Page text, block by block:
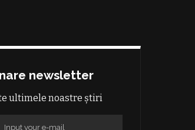
newsletter
ultimele noastre știri